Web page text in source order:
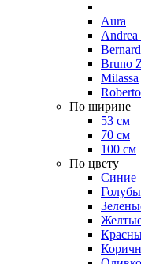
Aura
Bruno
Milassa
По ширине
53 см
70 см
100 см
По цвету
Синие